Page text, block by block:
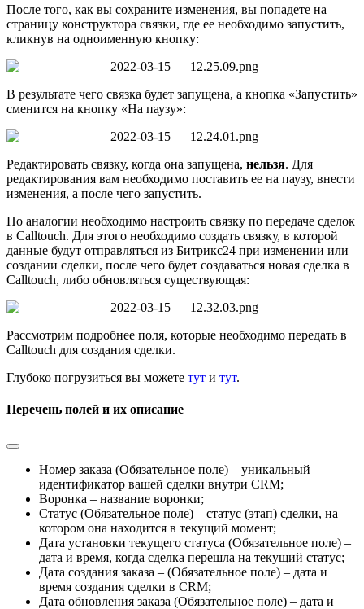
После того, как вы сохраните изменения, вы попадете на
страницу конструктора связки, где ее необходимо запустить,
кликнув на одноименную кнопку:
В результате чего связка будет запущена, а кнопка «Запустить»
сменится на кнопку «На паузу»:
Редактировать связку, когда она запущена, нельзя. Для
редактирования вам необходимо поставить ее на паузу, внести
изменения, а после чего запустить.
По аналогии необходимо настроить связку по передаче сделок
в Calltouch. Для этого необходимо создать связку, в которой
данные будут отправляться из Битрикс24 при изменении или
создании сделки, после чего будет создаваться новая сделка в
Calltouch, либо обновляться существующая:
Рассмотрим подробнее поля, которые необходимо передать в
Calltouch для создания сделки.
Глубоко погрузиться вы можете тут и тут.
Перечень полей и их описание
Номер заказа (Обязательное поле) – уникальный
идентификатор вашей сделки внутри CRM;
Воронка – название воронки;
Статус (Обязательное поле) – статус (этап) сделки, на
котором она находится в текущий момент;
Дата установки текущего статуса (Обязательное поле) –
дата и время, когда сделка перешла на текущий статус;
Дата создания заказа – (Обязательное поле) – дата и
время создания сделки в CRM;
Дата обновления заказа (Обязательное поле) – дата и